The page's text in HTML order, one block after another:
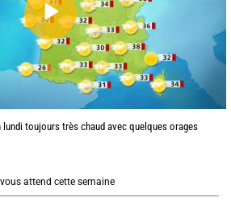
lundi toujours très chaud avec quelques orages
attend cette semaine